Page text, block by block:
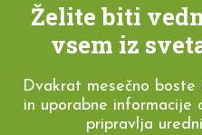
Želite biti
vsem iz
Dvakrat mesečno boste
in uporabne informacije
pripravlja